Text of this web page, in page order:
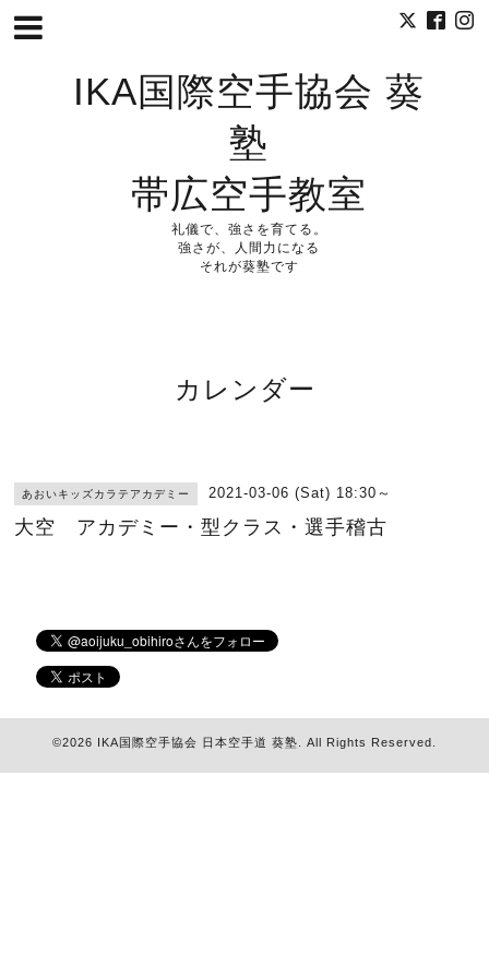
IKA国際空手協会 葵
塾
帯広空手教室
礼儀で、強さを育てる。
強さが、人間力になる
それが葵塾です
カレンダー
あおいキッズカラテアカデミー 2021-03-06 (Sat) 18:30～
大空 アカデミー・型クラス・選手稽古
©2026 IKA国際空手協会 日本空手道 葵塾 . All Rights Reserved.